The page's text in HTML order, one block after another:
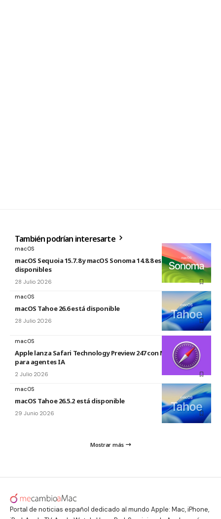
También podrían interesarte
macOS
macOS Sequoia 15.7.8 y macOS Sonoma 14.8.8 están
disponibles
28 Julio 2026
macOS
macOS Tahoe 26.6 está disponible
28 Julio 2026
macOS
Apple lanza Safari Technology Preview 247 con MCP Server
para agentes IA
2 Julio 2026
macOS
macOS Tahoe 26.5.2 está disponible
29 Junio 2026
Mostrar más
Portal de noticias español dedicado al mundo Apple: Mac, iPhone,